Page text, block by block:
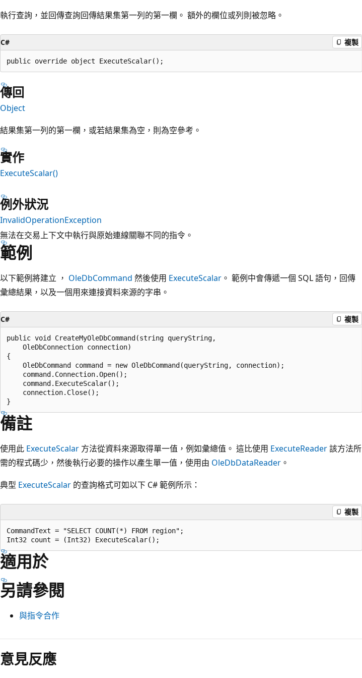
執行查詢，並回傳查詢回傳結果集第一列的第一欄。 額外的欄位或列則被忽略。
C# 複製
public override object ExecuteScalar();
傳回
Object
結果集第一列的第一欄，或若結果集為空，則為空參考。
實作
ExecuteScalar()
例外狀況
InvalidOperationException
無法在交易上下文中執行與原始連線關聯不同的指令。
範例
以下範例將建立 ， OleDbCommand 然後使用 ExecuteScalar 。 範例中會傳遞一個 SQL 語句，回傳
彙總結果，以及一個用來連接資料來源的字串。
C# 複製
public void CreateMyOleDbCommand(string queryString,
    OleDbConnection connection)
{
    OleDbCommand command = new OleDbCommand(queryString, connection);
    command.Connection.Open();
    command.ExecuteScalar();
    connection.Close();
備註
使用此 ExecuteScalar 方法從資料來源取得單一值，例如彙總值。 這比使用 ExecuteReader該方法所
需的程式碼少，然後執行必要的操作以產生單一值，使用由 OleDbDataReader 。
典型 ExecuteScalar 的查詢格式可如以下 C# 範例所示：
複製
CommandText = "SELECT COUNT(*) FROM region";
適用於
另請參閱
與指令合作
閱
讀
模
意見反應